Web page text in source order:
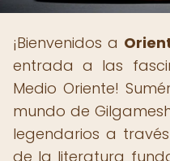
¡Bienvenidos a
entrada a las
Medio Oriente!
mundo de
legendarios a
de la literatura